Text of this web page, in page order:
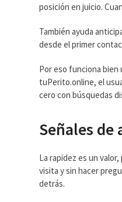
posición en juicio.
También ayuda
desde el primer
Por eso funciona bien
tuPerito.online, el
cero con búsquedas
Señales
La rapidez es un
visita y sin hacer
detrás.